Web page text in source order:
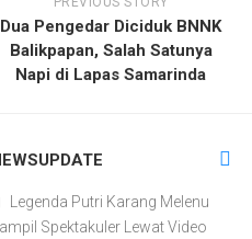
Dua Pengedar Diciduk BNNK
Balikpapan, Salah Satunya
Napi di Lapas Samarinda
Legenda Putri Karang Melenu
Spektakuler Lewat Video